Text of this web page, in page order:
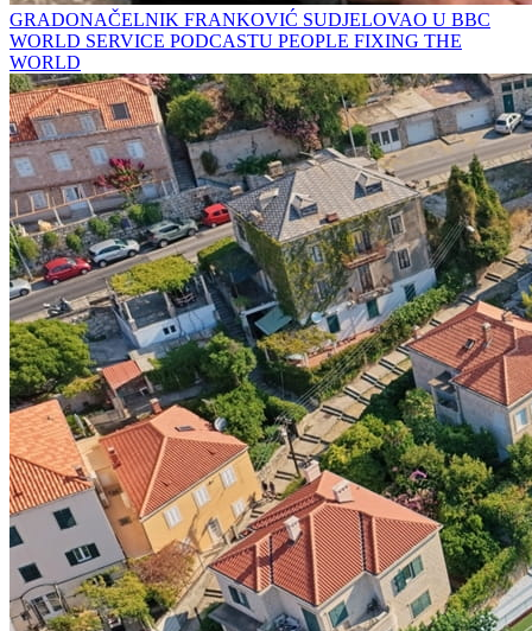
GRADONAČELNIK FRANKOVIĆ SUDJELOVAO U BBC
WORLD SERVICE PODCASTU PEOPLE FIXING THE
WORLD